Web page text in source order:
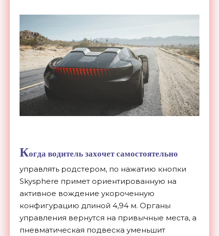
Когда водитель захочет самостоятельно
управлять родстером, по нажатию кнопки
Skysphere примет ориентированную на
активное вождение укороченную
конфигурацию длиной 4,94 м. Органы
управления вернутся на привычные места, а
пневматическая подвеска уменьшит